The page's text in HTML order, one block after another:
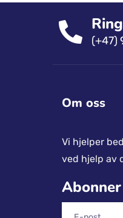
(+47)
Om oss
Vi hjelper
ved hjelp av